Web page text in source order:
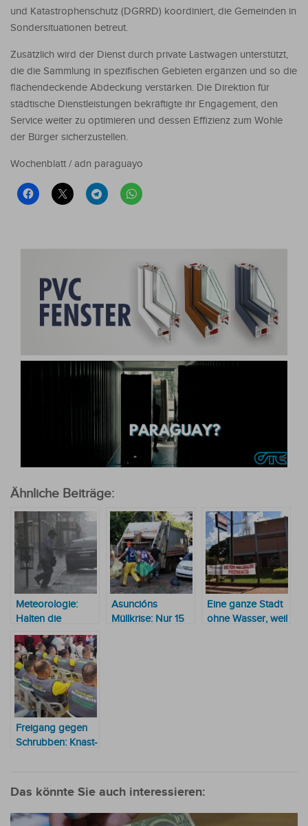
und Katastrophenschutz (DGRRD) koordiniert, die Gemeinden in
Sondersituationen betreut.
Zusätzlich wird der Dienst durch private Lastwagen unterstützt,
die die Sammlung in spezifischen Gebieten ergänzen und so die
flächendeckende Abdeckung verstärken. Die Direktion für
städtische Dienstleistungen bekräftigte ihr Engagement, den
Service weiter zu optimieren und dessen Effizienz zum Wohle
der Bürger sicherzustellen.
Wochenblatt / adn paraguayo
Ähnliche Beiträge:
Meteorologie:
Halten die
Regenfälle und
Unwetter dieses
Wochenende in
Paraguay an?
Asuncións
Müllkrise: Nur 15
Eine ganze Stadt
ohne Wasser, weil
Freigang gegen
Schrubben: Knast-
Das könnte Sie auch interessieren: